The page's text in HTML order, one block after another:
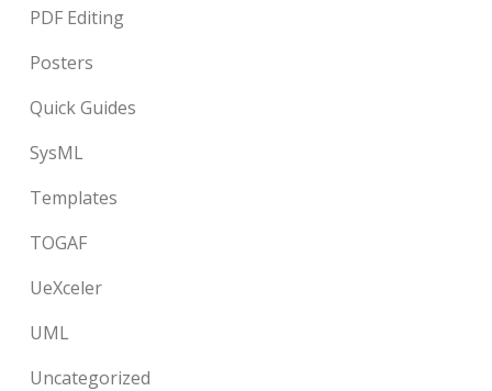
PDF Editing
Posters
Quick Guides
SysML
Templates
TOGAF
UeXceler
UML
Uncategorized